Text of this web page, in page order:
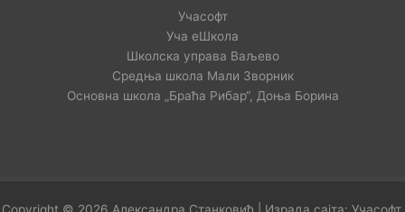
Учасофт
Уча еШкола
Школска управа Ваљево
Средња школа Мали Зворник
Основна школа „Браћа Рибар“, Доња Борина